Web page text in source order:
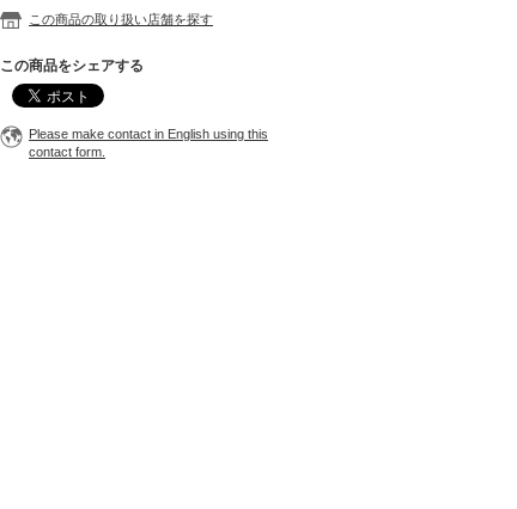
この商品の取り扱い店舗を探す
この商品をシェアする
Please make contact in English using this
contact form.